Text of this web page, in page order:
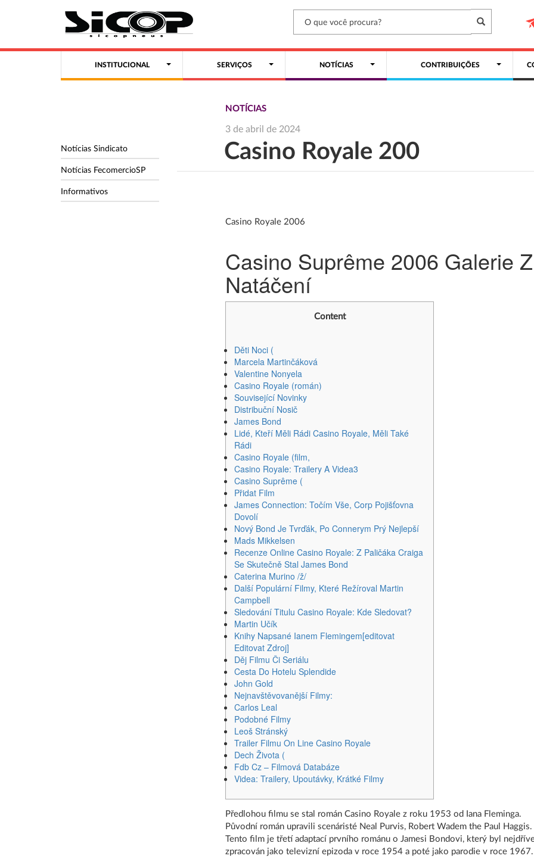
INSTITUCIONAL SERVIÇOS NOTÍCIAS CONTRIBUIÇÕES
Notícias Sindicato
Notícias FecomercioSP
Informativos
NOTÍCIAS
3 de abril de 2024
Casino Royale 200
Casino Royale 2006
Casino Suprême 2006 Galerie Z
Natáčení
Content
Děti Noci (
Marcela Martinčáková
Valentine Nonyela
Casino Royale (román)
Související Novinky
Distribuční Nosič
James Bond
Lidé, Kteří Měli Rádi Casino Royale, Měli Také
Rádi
Casino Royale (film,
Casino Royale: Trailery A Videa3
Casino Suprême (
Přidat Film
James Connection: Točím Vše, Corp Pojišťovna
Dovolí
Nový Bond Je Tvrďák, Po Connerym Prý Nejlepší
Mads Mikkelsen
Recenze Online Casino Royale: Z Paličáka Craiga
Se Skutečně Stal James Bond
Caterina Murino /ž/
Další Populární Filmy, Které Režíroval Martin
Campbell
Sledování Titulu Casino Royale: Kde Sledovat?
Martin Učík
Knihy Napsané Ianem Flemingem[editovat
Editovat Zdroj]
Děj Filmu Či Seriálu
Cesta Do Hotelu Splendide
John Gold
Nejnavštěvovanější Filmy:
Carlos Leal
Podobné Filmy
Leoš Stránský
Trailer Filmu On Line Casino Royale
Dech Života (
Fdb Cz – Filmová Databáze
Videa: Trailery, Upoutávky, Krátké Filmy
Předlohou filmu se stal román Casino Royale z roku 1953 od Iana Fleminga.
Původní román upravili scenáristé Neal Purvis, Robert Wadem the Paul Haggis.
Tento film je třetí adaptací prvního románu o Jamesi Bondovi, který byl
zpracován jako televizní epizoda v roce 1954 a poté jako parodie v roce 1967.